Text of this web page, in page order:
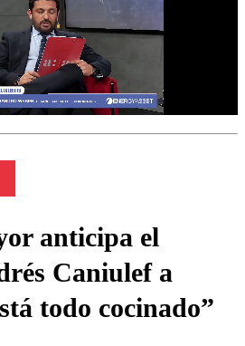
anticipa el
Caniulef a
todo cocinado”